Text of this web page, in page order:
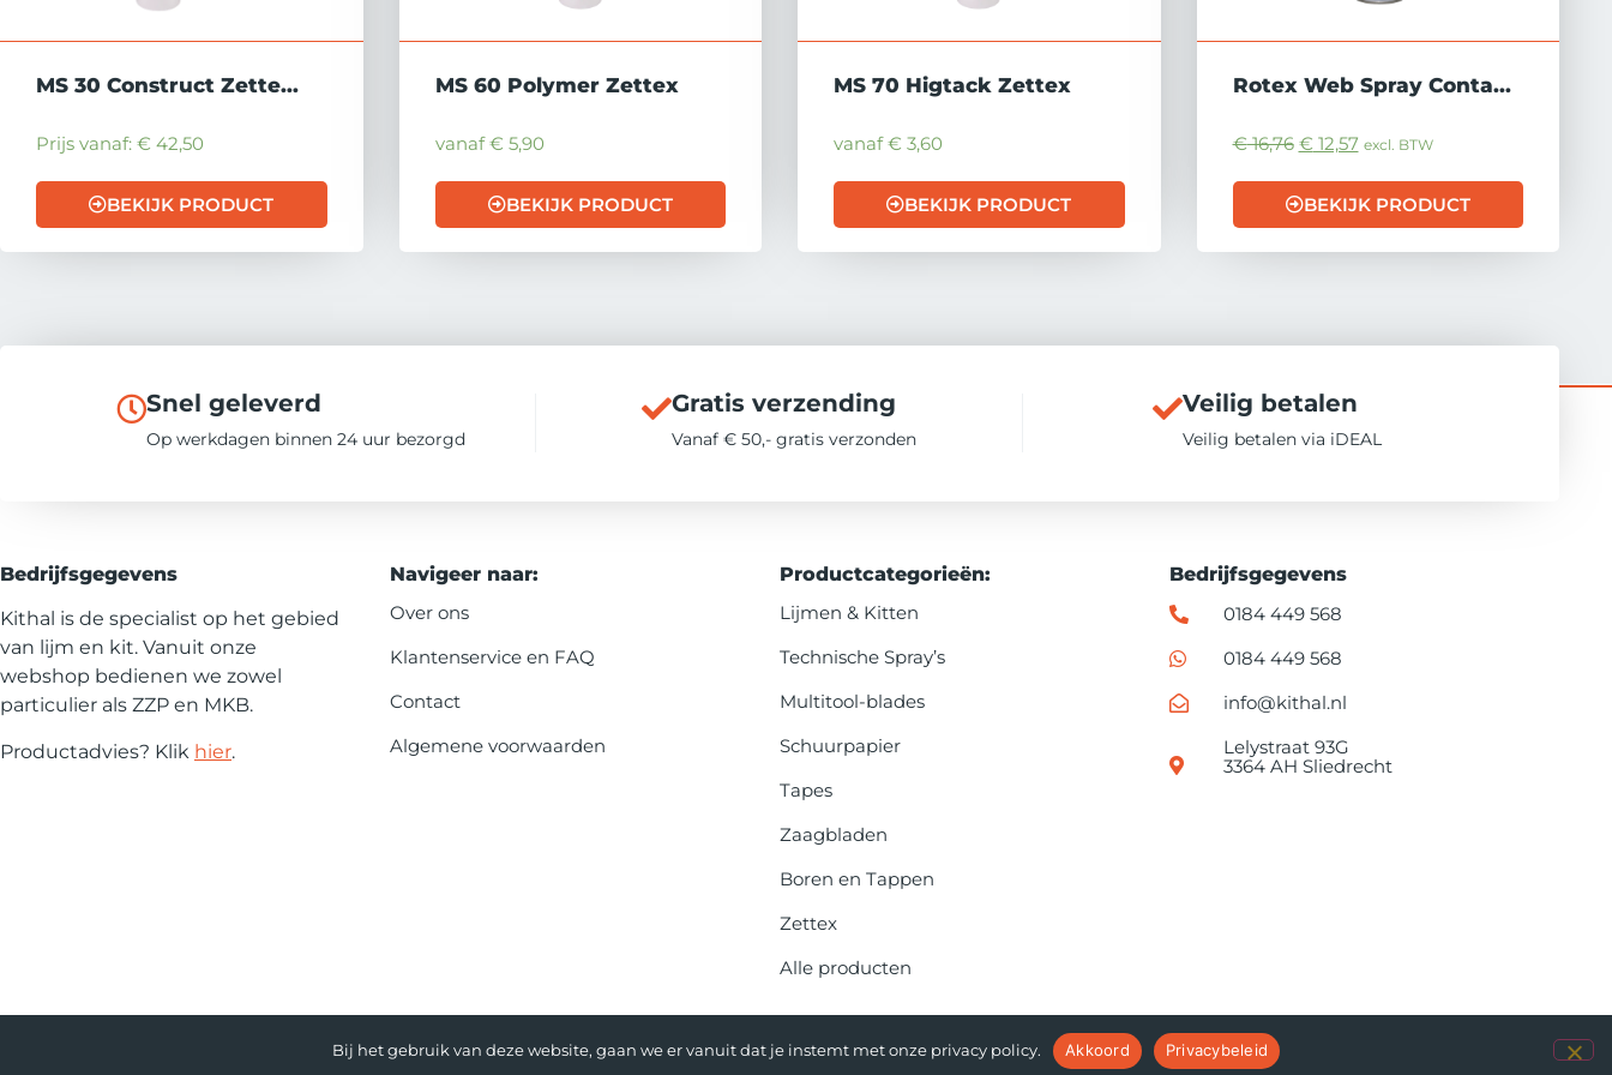
MS 30 Construct Zette...
Prijs vanaf: € 42,50
BEKIJK PRODUCT
MS 60 Polymer Zettex
vanaf€ 5,90
BEKIJK PRODUCT
MS 70 Higtack Zettex
vanaf€ 3,60
BEKIJK PRODUCT
Rotex Web Spray Conta...
€16,76 € 12,57 excl. BTW
BEKIJK PRODUCT
Snel geleverd
Op werkdagen binnen 24 uur bezorgd
Gratis verzending
Vanaf € 50,- gratis verzonden
Veilig betalen
Veilig betalen via iDEAL
Bedrijfsgegevens
Kithal is de specialist op het gebied
van lijm en kit. Vanuit onze
webshop bedienen we zowel
particulier als ZZP en MKB.
Productadvies? Klik hier.
Navigeer naar:
Over ons
Klantenservice en FAQ
Contact
Algemene voorwaarden
Productcategorieën:
Lijmen & Kitten
Technische Spray’s
Multitool-blades
Schuurpapier
Tapes
Zaagbladen
Boren en Tappen
Zettex
Alle producten
Bedrijfsgegevens
0184 449 568
0184 449 568
info@kithal.nl
Lelystraat 93G
3364 AH Sliedrecht
Bij het gebruik van deze website, gaan we er vanuit dat je instemt met onze privacy policy. Akkoord Privacybeleid